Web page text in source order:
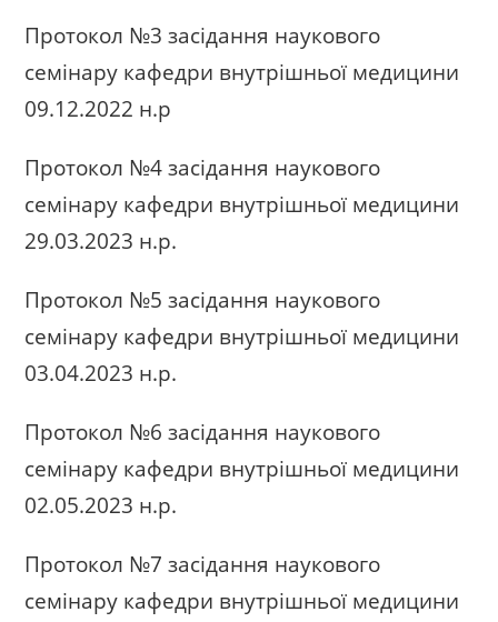
Протокол №3 засідання наукового
семінару кафедри внутрішньої медицини
09.12.2022 н.р
Протокол №4 засідання наукового
семінару кафедри внутрішньої медицини
29.03.2023 н.р.
Протокол №5 засідання наукового
семінару кафедри внутрішньої медицини
03.04.2023 н.р.
Протокол №6 засідання наукового
семінару кафедри внутрішньої медицини
02.05.2023 н.р.
Протокол №7 засідання наукового
семінару кафедри внутрішньої медицини